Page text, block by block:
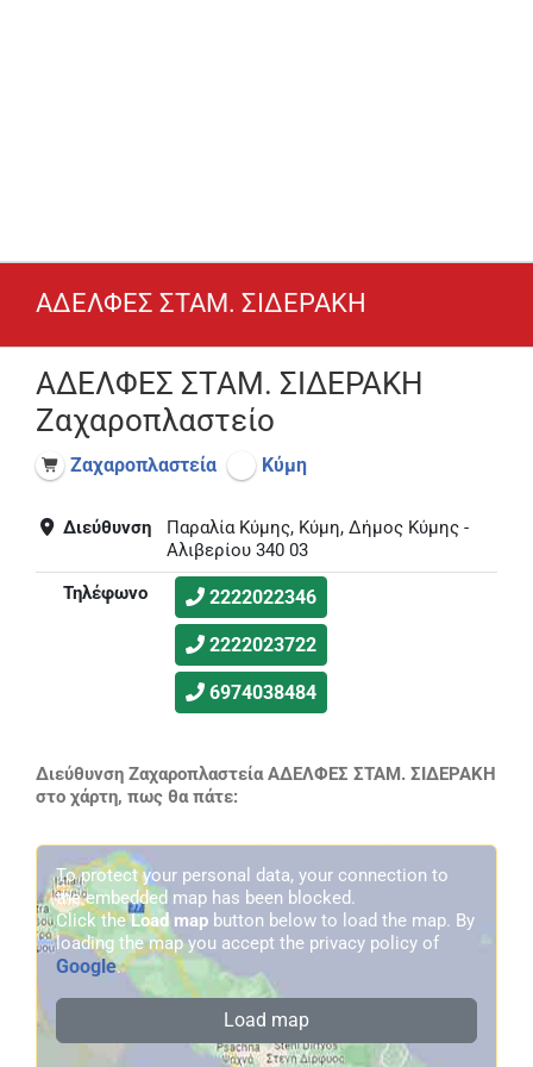
ΑΔΕΛΦΕΣ ΣΤΑΜ. ΣΙΔΕΡΑΚΗ
ΑΔΕΛΦΕΣ ΣΤΑΜ. ΣΙΔΕΡΑΚΗ
Ζαχαροπλαστείο
Ζαχαροπλαστεία Κύμη
Διεύθυνση
Παραλία Κύμης, Κύμη, Δήμος Κύμης -
Αλιβερίου 340 03
Τηλέφωνο
2222022346
2222023722
6974038484
Διεύθυνση Ζαχαροπλαστεία ΑΔΕΛΦΕΣ ΣΤΑΜ. ΣΙΔΕΡΑΚΗ
στο χάρτη, πως θα πάτε:
To protect your personal data, your connection to
the embedded map has been blocked.
Click theLoad map button below to load the map. By
loading the map you accept the privacy policy of
Google.
Load map